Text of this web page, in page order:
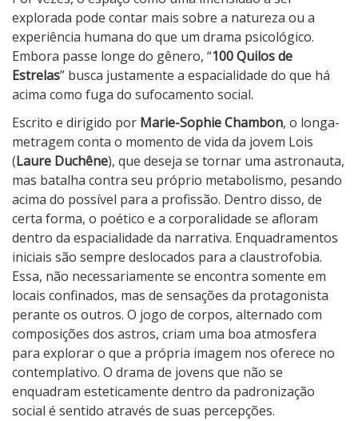
u
i
l
o
s
e
E
s
t
r
e
l
a
s
explorada pode contar mais sobre a natureza ou a
experiência humana do que um drama psicológico.
Embora passe longe do gênero, “100 Quilos de
Estrelas” busca justamente a espacialidade do que há
acima como fuga do sufocamento social.
Escrito e dirigido por Marie-Sophie Chambon, o longa-
metragem conta o momento de vida da jovem Lois
(Laure Duchêne), que deseja se tornar uma astronauta,
mas batalha contra seu próprio metabolismo, pesando
acima do possível para a profissão. Dentro disso, de
certa forma, o poético e a corporalidade se afloram
dentro da espacialidade da narrativa. Enquadramentos
iniciais são sempre deslocados para a claustrofobia.
Essa, não necessariamente se encontra somente em
locais confinados, mas de sensações da protagonista
perante os outros. O jogo de corpos, alternado com
composições dos astros, criam uma boa atmosfera
para explorar o que a própria imagem nos oferece no
contemplativo. O drama de jovens que não se
enquadram esteticamente dentro da padronização
social é sentido através de suas percepções.